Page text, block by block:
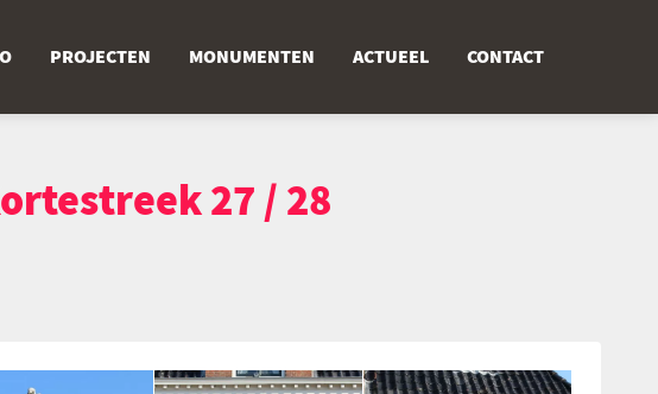
PROJECTEN MONUMENTEN ACTUEEL CONTACT
27 / 28